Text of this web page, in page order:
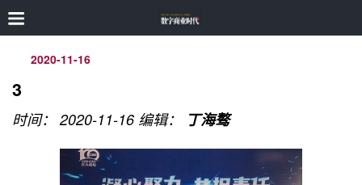
2020-11-16
3
时间： 2020-11-16 编辑： 丁海骜